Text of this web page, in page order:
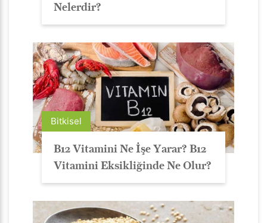
Nelerdir?
Bitkisel
B12 Vitamini Ne İşe Yarar? B12
Vitamini Eksikliğinde Ne Olur?